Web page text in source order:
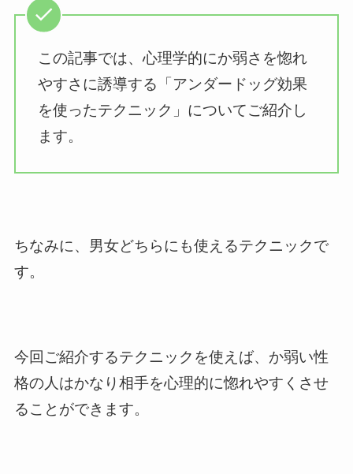
この記事では、心理学的にか弱さを惚れ
やすさに誘導する「アンダードッグ効果
を使ったテクニック」についてご紹介し
ます。
ちなみに、男女どちらにも使えるテクニックで
す。
今回ご紹介するテクニックを使えば、か弱い性
格の人はかなり相手を心理的に惚れやすくさせ
ることができます。